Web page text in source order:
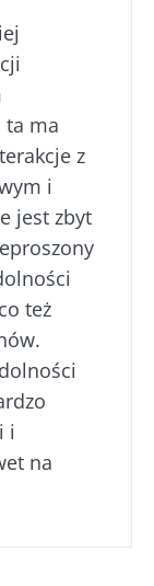
ta ma
z
i
jest zbyt
też
i
na
warunki
Institute.
Od